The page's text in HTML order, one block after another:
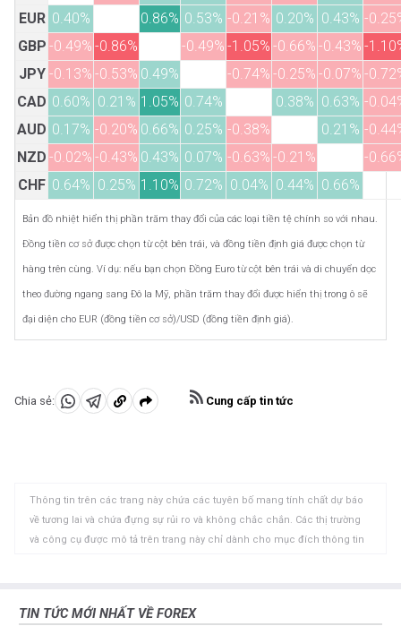
EUR 0.40% 0.86% 0.53% -0.21% 0.20% 0.43% -
GBP -0.49% -0.86% -0.49% -1.05% -0.66% -0.43% -
JPY -0.13% -0.53% 0.49% -0.74% -0.25% -0.07% -
CAD 0.60% 0.21% 1.05% 0.74% 0.38% 0.63% -
AUD 0.17% -0.20% 0.66% 0.25% -0.38% 0.21% -
NZD -0.02% -0.43% 0.43% 0.07% -0.63% -0.21%
-
CHF 0.64% 0.25% 1.10% 0.72% 0.04% 0.44% 0.66%
Bản đồ nhiệt hiển thị phần trăm thay đổi của các loại tiền tệ chính so với nhau.
Đồng tiền cơ sở được chọn từ cột bên trái, và đồng tiền định giá được chọn từ
hàng trên cùng. Ví dụ: nếu bạn chọn Đồng Euro từ cột bên trái và di chuyển dọc
theo đường ngang sang Đô la Mỹ, phần trăm thay đổi được hiển thị trong ô sẽ
đại diện cho EUR (đồng tiền cơ sở)/USD (đồng tiền định giá).
Chia sẻ:
Chia Chia Sao
tạm
Cung cấp tin tức
Thông tin trên các trang này chứa các tuyên bố mang tính chất dự báo
về tương lai và chứa đựng sự rủi ro và không chắc chắn. Các thị trường
và công cụ được mô tả trên trang này chỉ dành cho mục đích thông tin
hoặc sai sót trọng yếu. FXStreet cũng không đảm bảo rằng thông tin này
TIN TỨC MỚI NHẤT VỀ FOREX